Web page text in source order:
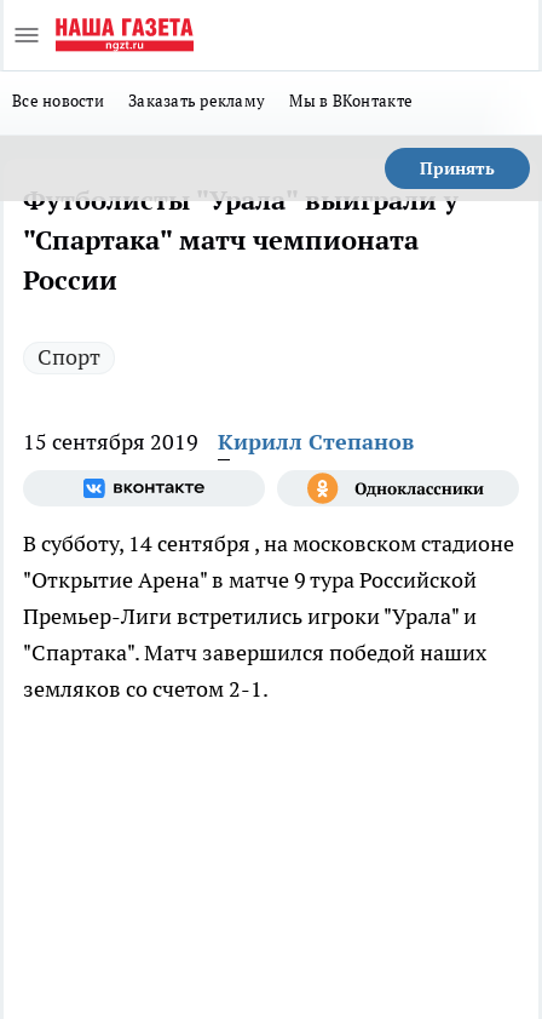
Все новости Заказать рекламу Мы в ВКонтакте
Принять
Футболисты "Урала" выиграли у
"Спартака" матч чемпионата
России
Спорт
15 сентября 2019 Кирилл Степанов
В субботу, 14 сентября , на московском стадионе
"Открытие Арена" в матче 9 тура Российской
Премьер-Лиги встретились игроки "Урала" и
"Спартака". Матч завершился победой наших
земляков со счетом 2-1.